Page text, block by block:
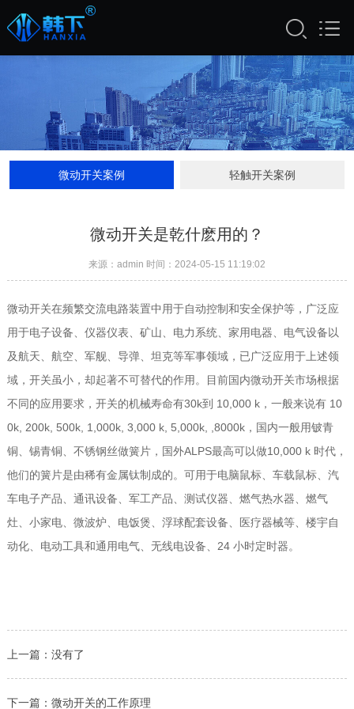
微动开关案例 轻触开关案例
微动开关是乾什麽用的？
来源：admin 时间：2024-05-15 11:19:02
微动开关在频繁交流电路装置中用于自动控制和安全保护等，广泛应
用于电子设备、仪器仪表、矿山、电力系统、家用电器、电气设备以
及航天、航空、军舰、导弹、坦克等军事领域，已广泛应用于上述领
域，开关虽小，却起著不可替代的作用。目前国内微动开关市场根据
不同的应用要求，开关的机械寿命有30k到 10,000 k，一般来说有 10
0k, 200k, 500k, 1,000k, 3,000 k, 5,000k, ,8000k，国内一般用铍青
铜、锡青铜、不锈钢丝做簧片，国外ALPS最高可以做10,000 k 时代，
他们的簧片是由稀有金属钛制成的。可用于电脑鼠标、车载鼠标、汽
车电子产品、通讯设备、军工产品、测试仪器、燃气热水器、燃气
灶、小家电、微波炉、电饭煲、浮球配套设备、医疗器械等、楼宇自
动化、电动工具和通用电气、无线电设备、24 小时定时器。
上一篇：没有了
下一篇： 微动开关的工作原理